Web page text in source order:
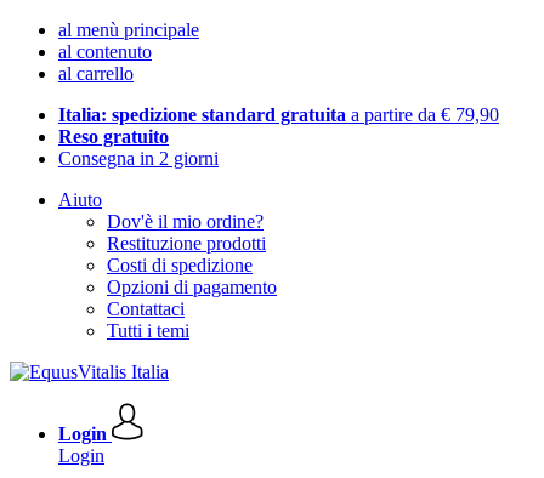
al menù principale
al contenuto
al carrello
Italia: spedizione standard gratuita a partire da € 79,90
Reso gratuito
Consegna in 2 giorni
Aiuto
Dov'è il mio ordine?
Restituzione prodotti
Costi di spedizione
Opzioni di pagamento
Contattaci
Tutti i temi
Login
Login